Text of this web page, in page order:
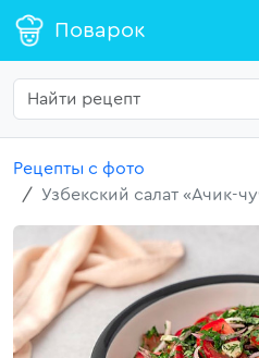
Поварок
Рецепты с фото
Узбекский салат «Ачик-